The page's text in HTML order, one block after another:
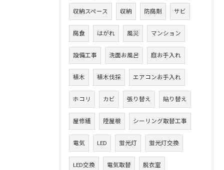
収納スペース 収納 防腐剤 サビ
腐食 はがれ 風災 マンション
設備工事 洗面お風呂 庭お手入れ
植木 植木伐採 エアコンお手入れ
ホコリ カビ 張り替え 貼り替え
屋修繕 陸屋根 シーリング取替工事
電気 LED 蛍光灯 蛍光灯交換
LED交換 電気取替 脱衣室